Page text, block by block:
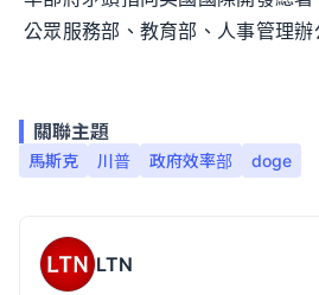
公眾服務部、教育部、人事管理辦
關聯主題
馬斯克 川普 政府效率部 doge
LTN